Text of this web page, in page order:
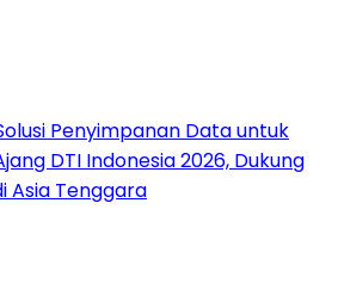
Penyimpanan Data untuk
DTI Indonesia 2026, Dukung
Asia Tenggara